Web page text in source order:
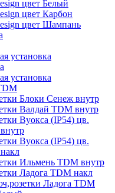
цвет Белый
цвет Карбон
цвет Шампань
установка
установка
Блоки Сенеж внутр
Валдай TDM внутр
Вуокса (IP54) цв.
Вуокса (IP54) цв.
Ильмень TDM внутр
Ладога TDM накл
Ладога TDM